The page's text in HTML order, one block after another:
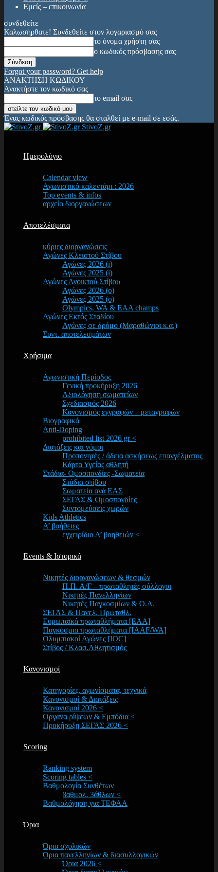
Εμείς – επικοινωνία
συνδεθείτε
Καλωσήρθατε! Συνδεθείτε στον λογαριασμό σας
το όνομα χρήστη σας
ο κωδικός πρόσβασης σας
Forgot your password? Get help
ΑΝΑΚΤΗΣΗ ΚΩΔΙΚΟΥ
Ανακτήστε τον κωδικό σας
το email σας
Ένας κωδικός πρόσβασης θα σταλθεί με e-mail σε εσάς.
StivoZ.gr
Ημερολόγιο
Calendar view
Αγωνιστικό καλεντάρι : 2026
Top events & infos
αρχείο διοργανώσεων
Αποτελέσματα
κύριες διοργανώσεις
Αγώνες Κλειστού Στίβου
Αγώνες 2026 (i)
Αγώνες 2025 (i)
Αγώνες Ανοικτού Στίβου
Αγώνες 2026 (o)
Αγώνες 2025 (o)
Olympics, WA & EAA champs
Αγώνες Εκτός Σταδίου
Αγώνες σε δρόμο (Μαραθώνιοι κ.α.)
Συντ. αποτελεσμάτων
Χρήσιμα
Αγωνιστική Περίοδος
Γενική προκήρυξη 2026
Αξιολόγηση σωματείων
Σχεδιασμός 2026
Κανονισμός εγγραφών – μεταγραφών
Βιογραφικά
Anti-Doping
prohibited list 2026 gr <
Διατάξεις και νόμοι
Προπονητές / άδεια ασκήσεως επαγγέλματος
Κάρτα Υγείας αθλητή
Στάδια- Ομοσπονδίες -Σωματεία
Στάδια στίβου
Σωματεία ανά ΕΑΣ
ΣΕΓΑΣ & Ομοσπονδίες
Συντομεύσεις χωρών
Kids Athletics
Α’ βοήθειες
εγχειρίδιο Α’ βοηθειών <
Events & Ιστορικά
Νικητές διοργανώσεων & θεσμών
Π.Π. Α/Γ – πρωταθλητές σύλλογοι
Νικητές Πανελληνίων
Νικητές Παγκοσμίων & Ο.Α.
ΣΕΓΑΣ & Πανελ. Πρωταθλ.
Ευρωπαϊκά πρωταθλήματα [EAA]
Παγκόσμια πρωταθλήματα [IAAF/WA]
Ολυμπιακοί Αγώνες [IOC]
Στίβος / Κλασ.Αθλητισμός
Κανονισμοί
Κατηγορίες, αγωνίσματα, τεχνικά
Κανονισμοί & Διατάξεις
Κανονισμοί 2026 <
Όργανα ρίψεων & Εμπόδια <
Προκήρυξη ΣΕΓΑΣ 2026 <
Scoring
Ranking system
Scoring tables <
Βαθμολογία Συνθέτων
βαθμολ. 3άθλων <
Βαθμολόγηση για ΤΕΦΑΑ
Όρια
Όρια σχολικών
Όρια πανελληνίων & διασυλλογικών
Όρια 2026 <